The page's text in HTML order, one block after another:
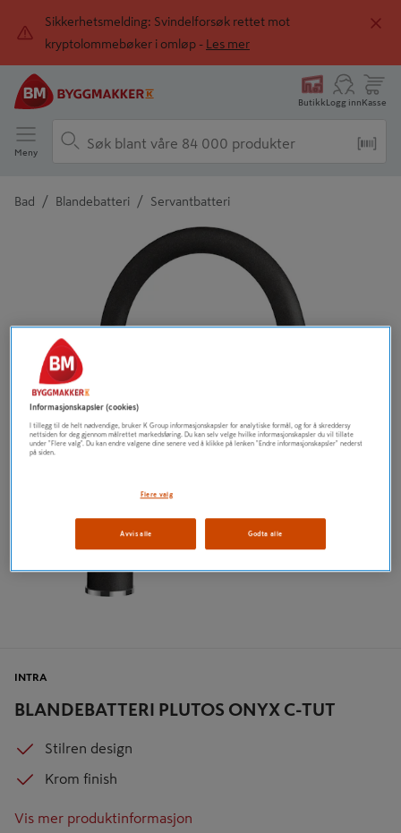
Sikkerhetsmelding: Svindelforsøk rettet mot
kryptolommebøker i omløp -
Les mer
ButikkLogg innKasse
Meny
Bad / Blandebatteri / Servantbatteri
Detaljert beskrivelse finnes i produktbeskrivelsen
BLANDEBATTERI PLUTOS ONYX C-TUT
INTRA
Stilren design
Krom finish
Vis mer produktinformasjon
Informasjonskapsler (cookies)
I tillegg til de helt nødvendige, bruker K Group informasjonskapsler for analytiske formål, og for å skreddersy
nettsiden for deg gjennom målrettet markedsføring. Du kan selv velge hvilke informasjonskapsler du vil tillate
under "Flere valg". Du kan endre valgene dine senere ved å klikke på lenken "Endre informasjonskapsler" nederst
på siden.
Flere valg
Avvis alle Godta alle